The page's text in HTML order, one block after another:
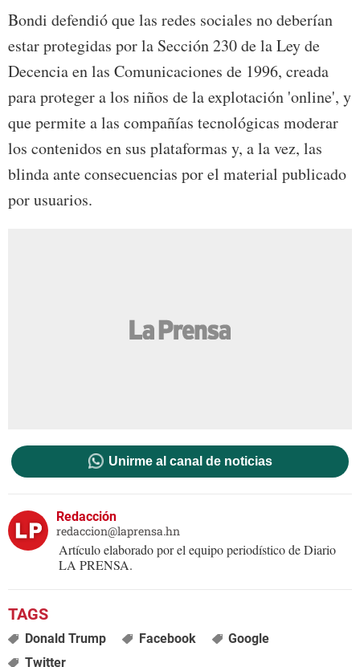
Bondi defendió que las redes sociales no deberían
estar protegidas por la Sección 230 de la Ley de
Decencia en las Comunicaciones de 1996, creada
para proteger a los niños de la explotación 'online', y
que permite a las compañías tecnológicas moderar
los contenidos en sus plataformas y, a la vez, las
blinda ante consecuencias por el material publicado
por usuarios.
Unirme al canal de noticias
Redacción
redaccion@laprensa.hn
Artículo elaborado por el equipo periodístico de Diario
LA PRENSA.
Donald Trump Facebook
Google
Twitter